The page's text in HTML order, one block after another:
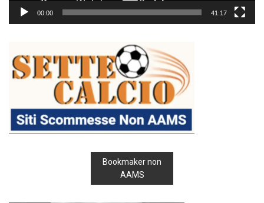
00:00 41:17
Bookmaker non
AAMS